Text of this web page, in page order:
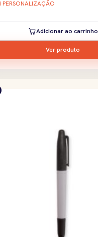
PERSONALIZAÇÃO
Adicionar ao carrinho
Ver produto